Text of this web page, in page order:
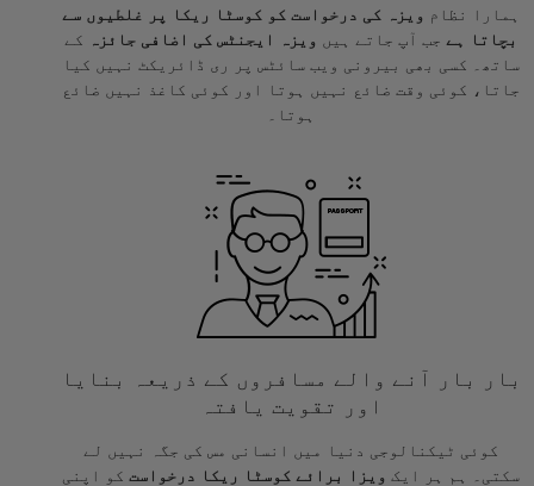
ہمارا نظام ویزہ کی درخواست کو کوسٹا ریکا پر غلطیوں سے
بچاتا ہے جب آپ جاتے ہیں ویزہ ایجنٹس کی اضافی جائزہ
کے
ساتھ۔ کسی بھی بیرونی ویب سائٹس پر ری ڈائریکٹ نہیں کیا
جاتا، کوئی وقت ضائع نہیں ہوتا اور کوئی کاغذ نہیں ضائع
ہوتا۔
بار بار آنے والے مسافروں کے ذریعہ بنایا
اور تقویت یافتہ
کوئی ٹیکنالوجی دنیا میں انسانی مس کی جگہ نہیں لے
سکتی۔ ہم ہر ایک ویزا برائے کوسٹا ریکا درخواست کو اپنی